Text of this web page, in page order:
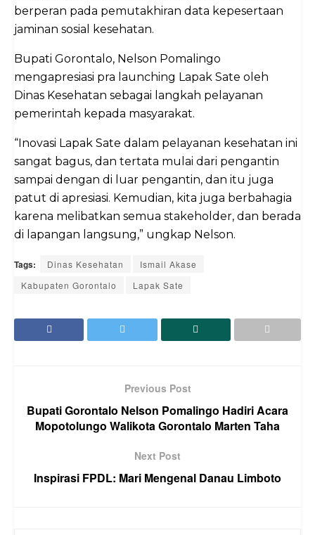
berperan pada pemutakhiran data kepesertaan
jaminan sosial kesehatan.
Bupati Gorontalo, Nelson Pomalingo
mengapresiasi pra launching Lapak Sate oleh
Dinas Kesehatan sebagai langkah pelayanan
pemerintah kepada masyarakat.
“Inovasi Lapak Sate dalam pelayanan kesehatan ini
sangat bagus, dan tertata mulai dari pengantin
sampai dengan di luar pengantin, dan itu juga
patut di apresiasi. Kemudian, kita juga berbahagia
karena melibatkan semua stakeholder, dan berada
di lapangan langsung,” ungkap Nelson.
Tags: Dinas Kesehatan
Ismail Akase
Kabupaten Gorontalo
Lapak Sate
Previous Post
Bupati Gorontalo Nelson Pomalingo Hadiri Acara
Mopotolungo Walikota Gorontalo Marten Taha
Next Post
Inspirasi FPDL: Mari Mengenal Danau Limboto